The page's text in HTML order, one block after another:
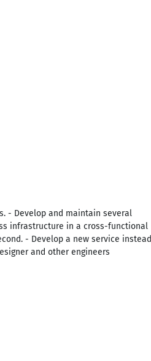
- Develop and maintain several
infrastructure in a cross-functional
- Develop a new service instead
and other engineers